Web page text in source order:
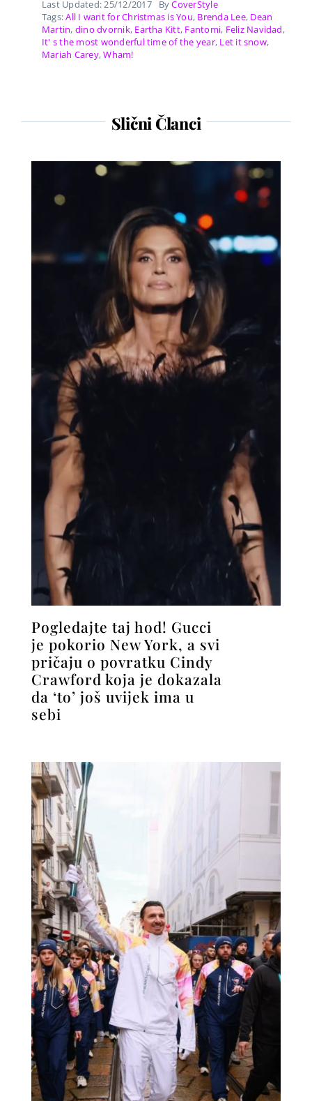
Last Updated: 25/12/2017 ByCoverStyle
Tags:All I want for Christmas is You, Brenda Lee, Dean
Martin, dino dvornik, Eartha Kitt, Fantomi, Feliz Navidad,
It' s the most wonderful time of the year, Let it snow,
Mariah Carey,Wham!
Slični Članci
Pogledajte taj hod! Gucci
je pokorio New York, a svi
pričaju o povratku Cindy
Crawford koja je dokazala
da ‘to’ još uvijek ima u
sebi